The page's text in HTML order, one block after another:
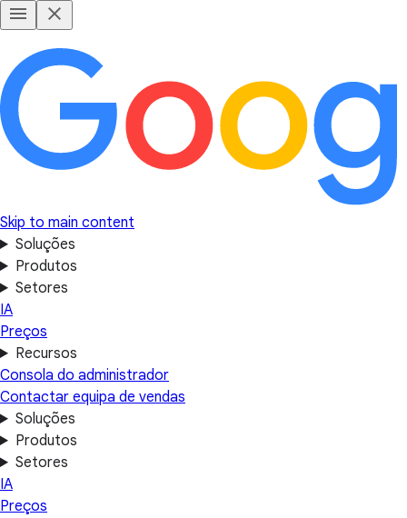
Skip to main content
Soluções
Produtos
Setores
IA
Preços
Recursos
Consola do administrador
Contactar equipa de vendas
Soluções
Produtos
Setores
IA
Preços